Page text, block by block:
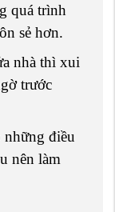
quá trình
sẻ hơn.
nhà thì xui
trước
điều
nên làm